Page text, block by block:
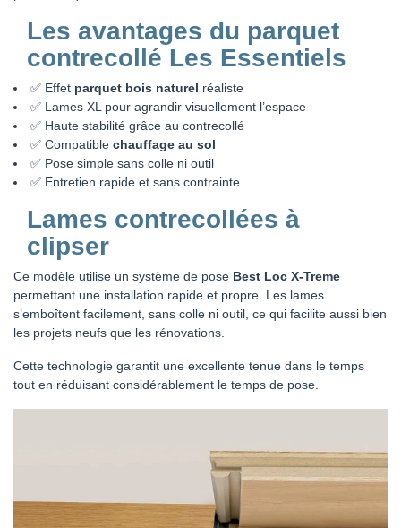
Les avantages du parquet
contrecollé Les Essentiels
✅ Effet parquet bois naturel réaliste
✅ Lames XL pour agrandir visuellement l’espace
✅ Haute stabilité grâce au contrecollé
✅ Compatible chauffage au sol
✅ Pose simple sans colle ni outil
✅ Entretien rapide et sans contrainte
Lames contrecollées à
clipser
Ce modèle utilise un système de pose Best Loc X-Treme
permettant une installation rapide et propre. Les lames
s’emboîtent facilement, sans colle ni outil, ce qui facilite aussi bien
les projets neufs que les rénovations.
Cette technologie garantit une excellente tenue dans le temps
tout en réduisant considérablement le temps de pose.